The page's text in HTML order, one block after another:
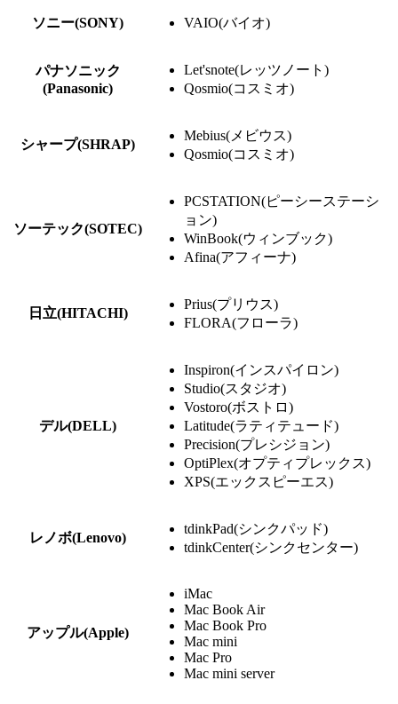
ソニー(SONY) VAIO(バイオ)
パナソニック
(Panasonic)
Let'snote(レッツノート)
Qosmio(コスミオ)
シャープ(SHRAP)
Mebius(メビウス)
Qosmio(コスミオ)
ソーテック(SOTEC)
PCSTATION(ピーシーステーシ
ョン)
WinBook(ウィンブック)
Afina(アフィーナ)
日立(HITACHI)
Prius(プリウス)
FLORA(フローラ)
デル(DELL)
Inspiron(インスパイロン)
Studio(スタジオ)
Vostoro(ボストロ)
Latitude(ラティテュード)
Precision(プレシジョン)
OptiPlex(オプティプレックス)
XPS(エックスピーエス)
レノボ(Lenovo)
tdinkPad(シンクパッド)
tdinkCenter(シンクセンター)
アップル(Apple)
iMac
Mac Book Air
Mac Book Pro
Mac mini
Mac Pro
Mac mini server